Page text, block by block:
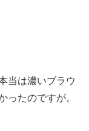
当は濃いブラウ
ったのですが。